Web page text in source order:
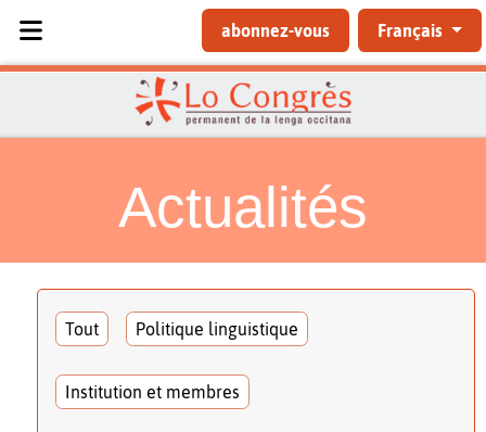
abonnez-vous Français
Actualités
Tout Politique linguistique
Institution et membres